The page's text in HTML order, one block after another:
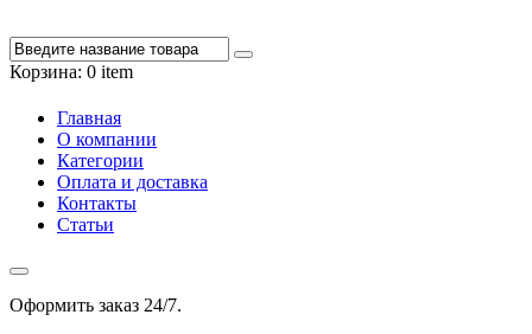
Корзина: 0 item
Главная
О компании
Категории
Оплата и доставка
Контакты
Статьи
Оформить заказ 24/7.